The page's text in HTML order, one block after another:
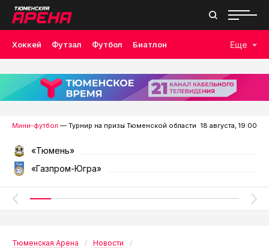
Хоккей Футзал Футбол Биатлон
Лыжные гонки Волейбол Плавание Дзюдо
Скалолазание Велоспорт Бокс
Еще
Мини-футбол — Турнир на призы Тюменской области 18 августа, 19:00
«Тюмень»
«Газпром-Югра»
Тюменская Арена Новости